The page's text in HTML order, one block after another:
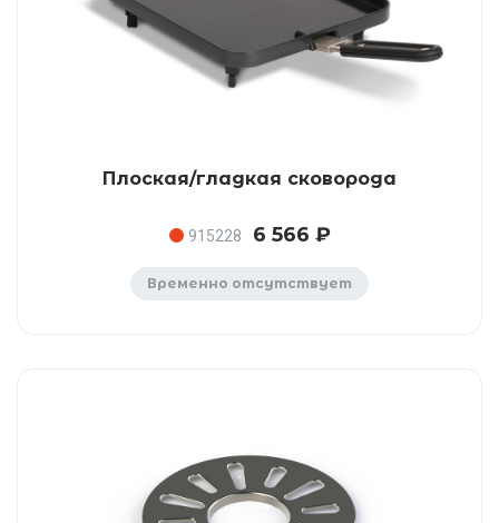
Плоская/гладкая сковорода
915228 6 566 ₽
Временно отсутствует